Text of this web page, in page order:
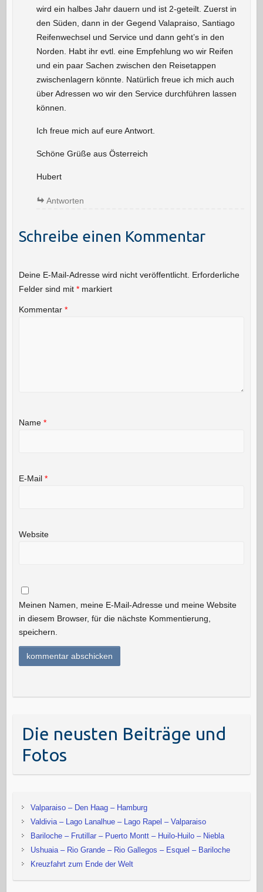
wird ein halbes Jahr dauern und ist 2-geteilt. Zuerst in
den Süden, dann in der Gegend Valapraiso, Santiago
Reifenwechsel und Service und dann geht’s in den
Norden. Habt ihr evtl. eine Empfehlung wo wir Reifen
und ein paar Sachen zwischen den Reisetappen
zwischenlagern könnte. Natürlich freue ich mich auch
über Adressen wo wir den Service durchführen lassen
können.
Ich freue mich auf eure Antwort.
Schöne Grüße aus Österreich
Hubert
Antworten
Schreibe einen Kommentar
Deine E-Mail-Adresse wird nicht veröffentlicht. Erforderliche
Felder sind mit *markiert
Kommentar *
Name *
E-Mail *
Website
Meinen Namen, meine E-Mail-Adresse und meine Website
in diesem Browser, für die nächste Kommentierung,
speichern.
Die neusten Beiträge und
Fotos
Valparaiso – Den Haag – Hamburg
Valdivia – Lago Lanalhue – Lago Rapel – Valparaiso
Bariloche – Frutillar – Puerto Montt – Huilo-Huilo – Niebla
Ushuaia – Rio Grande – Rio Gallegos – Esquel – Bariloche
Kreuzfahrt zum Ende der Welt